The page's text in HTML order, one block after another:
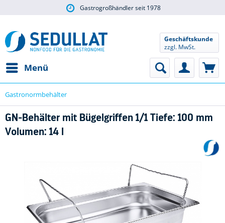
Gastrogroßhändler seit 1978
Menü
Geschäftskunde
zzgl. MwSt.
Gastronormbehälter
GN-Behälter mit Bügelgriffen 1/1 Tiefe: 100 mm
Volumen: 14 l